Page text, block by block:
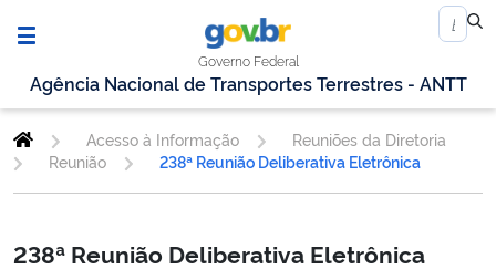
Governo Federal
Agência Nacional de Transportes Terrestres - ANTT
Acesso à Informação
Reuniões da Diretoria
Reunião
238ª Reunião Deliberativa Eletrônica
238ª Reunião Deliberativa Eletrônica